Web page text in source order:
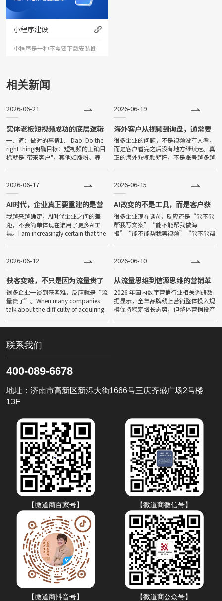
小程序建设
小程序是一种不需要下载安装即
用下载、打开方便、传播便利，
深受大家喜爱，发展非常迅速。
目前小程序全国保有量已超过500
万。
相关新闻
2026-06-21
实体老板短视频成功的底层逻辑
一、道：做对的事情1、 Dao: Do the
right thing明确目标：短视频的正确目
标就是"带来客户"，其他如涨粉、养
2026-06-19
海外客户从视频到询盘，通常要
经过五个环节
很多企业的问题，不是视频没有人看，
而是客户看完之后没有地方继续走。真
正的海外短视频矩阵，不是账号越多越
2026-06-17
AI时代，企业真正要重建的是营
销基本盘
我越来越确定，AI时代企业之间的差
距，不会简单体现在谁用了更多AI工
具。I am increasingly certain that the
2026-06-15
AI改变的不是工具，而是客户获
取答案的方式
很多企业现在谈AI，反应还是“能不能
帮我写文案”“能不能帮我做海
报”“能不能帮我剪视频”“能不能帮
2026-06-12
获客变难，不只是因为流量贵了
很多企业一谈到获客难，反应就是“流
量贵了”。When many companies
talk about the difficulty of acquiring
2026-06-10
从流量思维到信源思维的营销革
命
2026 年国内数字营销行业相关调研数
据显示，全年品牌线上营销整体投入规
模保持稳定增长态势，但整体营销投产
量趋近饱和，国内主流短视频、图文、
联系我们
400-089-6678
地址：济南市高新区新泺大街1666号三庆齐盛广场2号楼
13F
【微道商百家号】 【微道商微信号】
【微道商抖音号】 【微道商公众号】